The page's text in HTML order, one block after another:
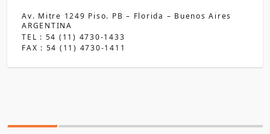
Av. Mitre 1249 Piso. PB – Florida – Buenos Aires
ARGENTINA
TEL : 54 (11) 4730-1433
FAX : 54 (11) 4730-1411